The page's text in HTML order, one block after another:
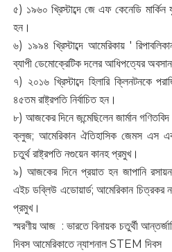
৫) ১৯৬০ খ্রিস্টাব্দে জে এফ কেনেডি মার্কিন
হন।
৬) ১৯৯৪ খ্রিস্টাব্দে আমেরিকায় '
ব্যাপী ডেমোক্রেটিক দলের আধিপত্যের
৭) ২০১৬ খ্রিস্টাব্দে হিলারি ক্লিনটনকে
৪৫তম রাষ্ট্রপতি নির্বাচিত হন।
৮) আজকের দিনে জন্মেছিলেন জার্মান গণিতবিদ
ক্লুজ; আমেরিকান ঐতিহাসিক জেমস এস
চতুর্থ রাষ্ট্রপতি নগুয়েন কানহ প্রমুখ।
৯) আজকের দিনে প্রয়াত হন জাপানি
এইচ ডব্লিউ এডোয়ার্ড; আমেরিকান চিত্রকর
প্রমুখ।
স্মরণীয় আজ : ভারতে বিনায়ক চতুর্থী
দিবস আমেরিকাতে ন্যাশনাল STEM দিবস ‌